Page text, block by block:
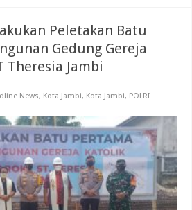
Peletakan Batu
Gedung Gereja
Theresia Jambi
News, Kota Jambi, Kota Jambi, POLRI